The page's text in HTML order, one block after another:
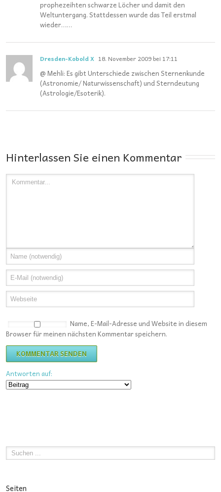
prophezeihten schwarze Löcher und damit den
Weltuntergang. Stattdessen wurde das Teil erstmal
wieder……
Dresden-Kobold X 18. November 2009 bei 17:11
@ Mehli: Es gibt Unterschiede zwischen Sternenkunde
(Astronomie/ Naturwissenschaft) und Sterndeutung
(Astrologie/Esoterik).
Hinterlassen Sie einen Kommentar
Name, E-Mail-Adresse und Website in diesem
Browser für meinen nächsten Kommentar speichern.
Antworten auf:
Seiten